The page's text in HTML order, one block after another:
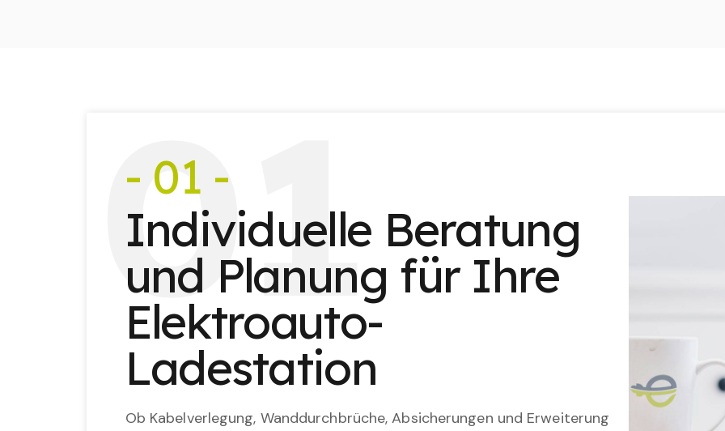
01
- 01 -
Individuelle Beratung
und Planung für Ihre
Elektroauto-
Ladestation
Ob Kabelverlegung, Wanddurchbrüche, Absicherungen und Erweiterung